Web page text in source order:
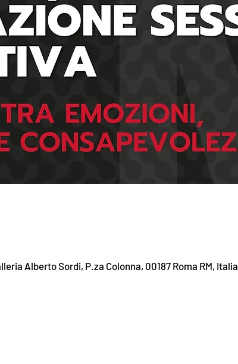
Alberto Sordi, P.za Colonna, 00187 Roma RM, Italia